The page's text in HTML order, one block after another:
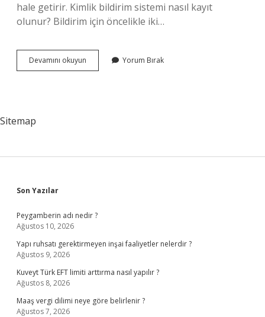
hale getirir. Kimlik bildirim sistemi nasıl kayıt
olunur? Bildirim için öncelikle iki…
Devamını okuyun
Sistemi
Yorum Bırak
Sitemap
Sidebar
Son Yazılar
Peygamberin adı nedir ?
Ağustos 10, 2026
Yapı ruhsatı gerektirmeyen inşai faaliyetler nelerdir ?
Ağustos 9, 2026
Kuveyt Türk EFT limiti arttırma nasıl yapılır ?
Ağustos 8, 2026
Maaş vergi dilimi neye göre belirlenir ?
Ağustos 7, 2026